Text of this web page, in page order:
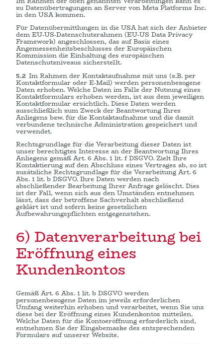
zu Datenübertragungen an Server von Meta Platforms Inc.
in den USA kommen.
Für Datenübermittlungen in die USA hat sich der Anbieter
dem EU-US-Datenschutzrahmen (EU-US Data Privacy
Framework) angeschlossen, das auf Basis eines
Angemessenheitsbeschlusses der Europäischen
Kommission die Einhaltung des europäischen
Datenschutzniveaus sicherstellt.
5.2 Im Rahmen der Kontaktaufnahme mit uns (z.B. per
Kontaktformular oder E-Mail) werden personenbezogene
Daten erhoben. Welche Daten im Falle der Nutzung eines
Kontaktformulars erhoben werden, ist aus dem jeweiligen
Kontaktformular ersichtlich. Diese Daten werden
ausschließlich zum Zweck der Beantwortung Ihres
Anliegens bzw. für die Kontaktaufnahme und die damit
verbundene technische Administration gespeichert und
verwendet.
Rechtsgrundlage für die Verarbeitung dieser Daten ist
unser berechtigtes Interesse an der Beantwortung Ihres
Anliegens gemäß Art. 6 Abs. 1 lit. f DSGVO. Zielt Ihre
Kontaktierung auf den Abschluss eines Vertrages ab, so ist
zusätzliche Rechtsgrundlage für die Verarbeitung Art. 6
Abs. 1 lit. b DSGVO. Ihre Daten werden nach
abschließender Bearbeitung Ihrer Anfrage gelöscht. Dies
ist der Fall, wenn sich aus den Umständen entnehmen
lässt, dass der betroffene Sachverhalt abschließend
geklärt ist und sofern keine gesetzlichen
Aufbewahrungspflichten entgegenstehen.
6) Datenverarbeitung bei
Eröffnung eines
Kundenkontos
Gemäß Art. 6 Abs. 1 lit. b DSGVO werden
personenbezogene Daten im jeweils erforderlichen
Umfang weiterhin erhoben und verarbeitet, wenn Sie uns
diese bei der Eröffnung eines Kundenkontos mitteilen.
Welche Daten für die Kontoeröffnung erforderlich sind,
entnehmen Sie der Eingabemaske des entsprechenden
Formulars auf unserer Website.